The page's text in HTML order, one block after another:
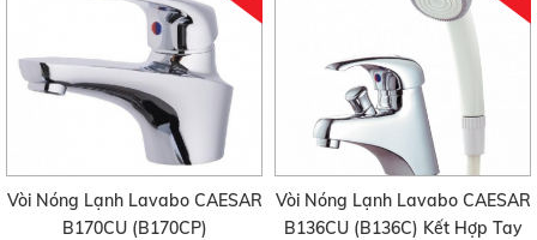
Vòi Nóng Lạnh Lavabo CAESAR
B170CU (B170CP)
Vòi Nóng Lạnh Lavabo CAESAR
B136CU (B136C) Kết Hợp Tay